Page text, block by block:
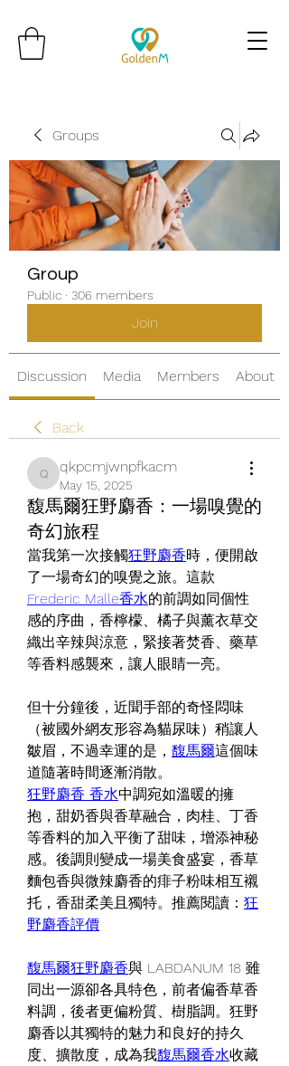
Groups
Group
Public · 306 members
Join
Discussion Media Members About
Back
qkpcmjwnpfkacm
qkpcmjwnpfkacm
May 15, 2025
馥馬爾狂野麝香：一場嗅覺的
奇幻旅程
當我第一次接觸狂野麝香時，便開啟
了一場奇幻的嗅覺之旅。這款
Frederic Malle香水的前調如同個性
感的序曲，香檸檬、橘子與薰衣草交
織出辛辣與涼意，緊接著焚香、藥草
等香料感襲來，讓人眼睛一亮。
但十分鐘後，近聞手部的奇怪悶味
（被國外網友形容為貓尿味）稍讓人
皺眉，不過幸運的是， 馥馬爾這個味
道隨著時間逐漸消散。
狂野麝香 香水中調宛如溫暖的擁
抱，甜奶香與香草融合，肉桂、丁香
等香料的加入平衡了甜味，增添神秘
感。後調則變成一場美食盛宴，香草
麵包香與微辣麝香的痱子粉味相互襯
托，香甜柔美且獨特。推薦閱讀： 狂
野麝香評價
馥馬爾狂野麝香與 LABDANUM 18 雖
同出一源卻各具特色，前者偏香草香
料調，後者更偏粉質、樹脂調。狂野
麝香以其獨特的魅力和良好的持久
度、擴散度，成為我馥馬爾香水收藏